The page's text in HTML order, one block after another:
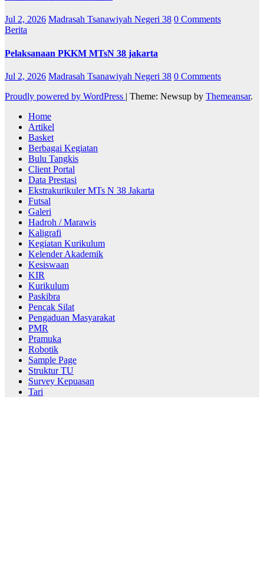
Jul 2, 2026 Madrasah Tsanawiyah Negeri 38 0 Comments
Berita
Pelaksanaan PKKM MTsN 38 jakarta
Jul 2, 2026 Madrasah Tsanawiyah Negeri 38 0 Comments
Proudly powered by WordPress | Theme: Newsup by Themeansar.
Home
Artikel
Basket
Berbagai Kegiatan
Bulu Tangkis
Client Portal
Data Prestasi
Ekstrakurikuler MTs N 38 Jakarta
Futsal
Galeri
Hadroh / Marawis
Kaligrafi
Kegiatan Kurikulum
Kelender Akademik
Kesiswaan
KIR
Kurikulum
Paskibra
Pencak Silat
Pengaduan Masyarakat
PMR
Pramuka
Robotik
Sample Page
Struktur TU
Survey Kepuasan
Tari